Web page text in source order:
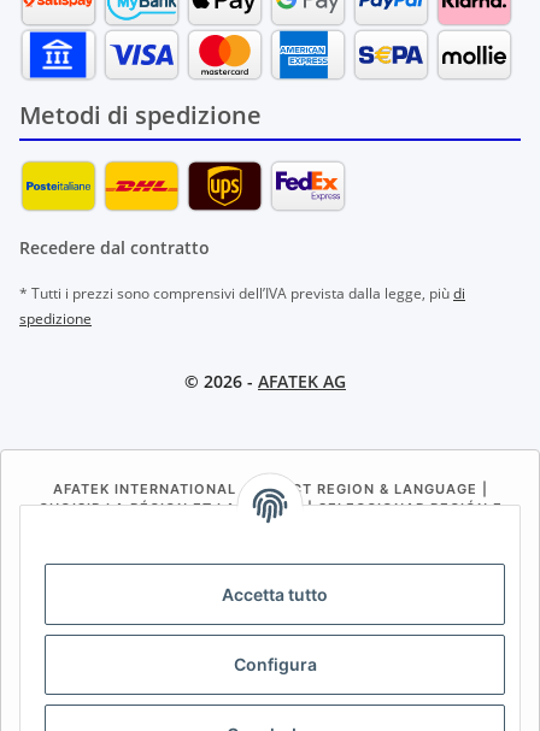
Accetta tutto
Configura
Metodi di spedizione
Recedere dal contratto
* Tutti i prezzi sono comprensivi dell’IVA prevista dalla legge, piùdi
spedizione
© 2026 - AFATEK AG
AFATEK INTERNATIONAL – SELECT REGION & LANGUAGE |
CHOISIR LA RÉGION ET LA LANGUE | SELECCIONAR REGIÓN E
IDIOMA
ES
UK NZ USA MX PT